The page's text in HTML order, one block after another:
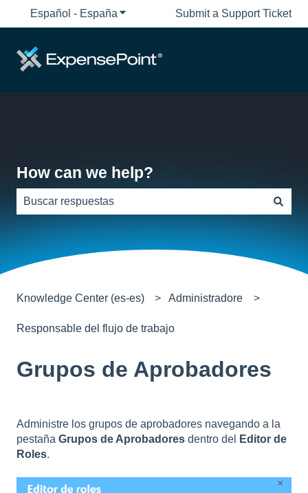
Español - España Traducciones de Mostrar submenú de
Submit a Support Ticket
How can we help?
Knowledge Center (es-es) Administradore
Responsable del flujo de trabajo
Grupos de Aprobadores
Administre los grupos de aprobadores navegando a la
pestaña Grupos de Aprobadores dentro del
Editor de
Roles.